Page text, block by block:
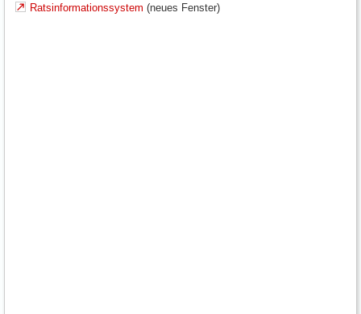
Ratsinformationssystem (neues Fenster)